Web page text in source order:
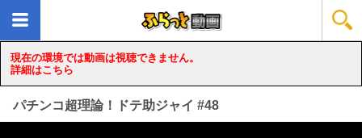
現在の環境では動画は視聴できません。
詳細はこちら
パチンコ超理論！ドテ助ジャイ #48